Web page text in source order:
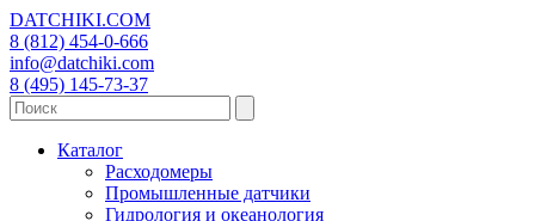
DATCHIKI.COM
8 (812) 454-0-666
info@datchiki.com
8 (495) 145-73-37
Каталог
Расходомеры
Промышленные датчики
Гидрология и океанология